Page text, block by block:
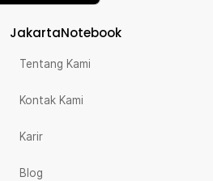
JakartaNotebook
Tentang Kami
Kontak Kami
Karir
Blog